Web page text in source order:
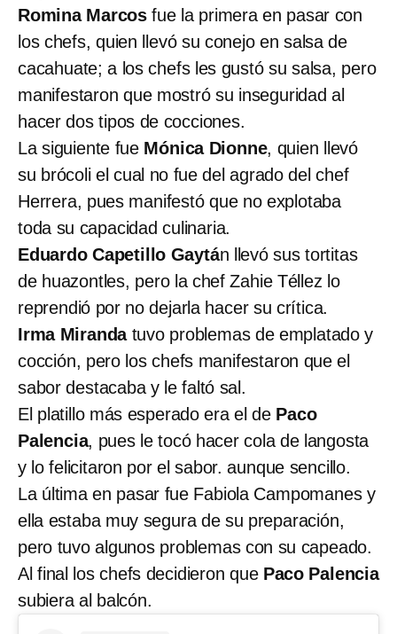
Romina Marcos fue la primera en pasar con
los chefs, quien llevó su conejo en salsa de
cacahuate; a los chefs les gustó su salsa, pero
manifestaron que mostró su inseguridad al
hacer dos tipos de cocciones.
La siguiente fue Mónica Dionne, quien llevó
su brócoli el cual no fue del agrado del chef
Herrera, pues manifestó que no explotaba
toda su capacidad culinaria.
Eduardo Capetillo Gaytán llevó sus tortitas
de huazontles, pero la chef Zahie Téllez lo
reprendió por no dejarla hacer su crítica.
Irma Mirandatuvo problemas de emplatado y
cocción, pero los chefs manifestaron que el
sabor destacaba y le faltó sal.
El platillo más esperado era el de Paco
Palencia, pues le tocó hacer cola de langosta
y lo felicitaron por el sabor. aunque sencillo.
La última en pasar fue Fabiola Campomanes y
ella estaba muy segura de su preparación,
pero tuvo algunos problemas con su capeado.
Al final los chefs decidieron que Paco Palencia
subiera al balcón.